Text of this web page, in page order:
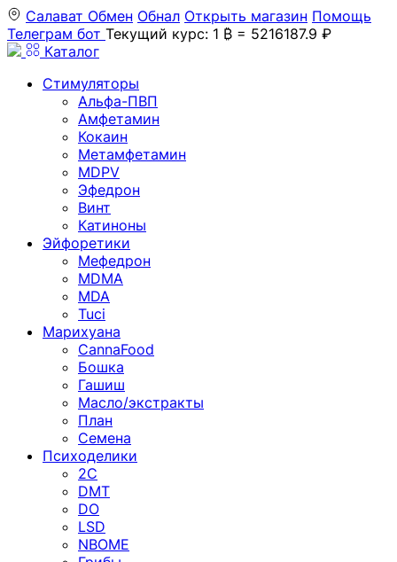
Салават Обмен Обнал Открыть магазин Помощь
Телеграм бот Текущий курс: 1 ₿ = 5216187.9 ₽
Каталог
Стимуляторы
Альфа-ПВП
Амфетамин
Кокаин
Метамфетамин
MDPV
Эфедрон
Винт
Катиноны
Эйфоретики
Мефедрон
MDMA
MDA
Tuci
Марихуана
CannaFood
Бошка
Гашиш
Масло/экстракты
План
Семена
Психоделики
2C
DMT
DO
LSD
NBOME